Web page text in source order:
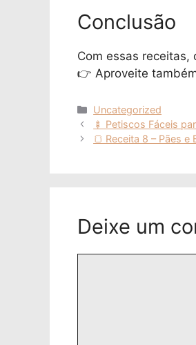
Conclusão
Com essas receitas,
👉 Aproveite
Categorias
Uncategorized
🍢 Petiscos Fáceis
🍞 Receita 8 – Pães e
Deixe um